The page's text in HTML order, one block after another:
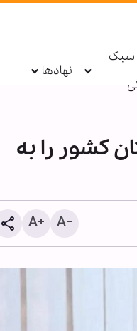
سبک
نهادها
کشور را به
آمادگی دادگستری فارس